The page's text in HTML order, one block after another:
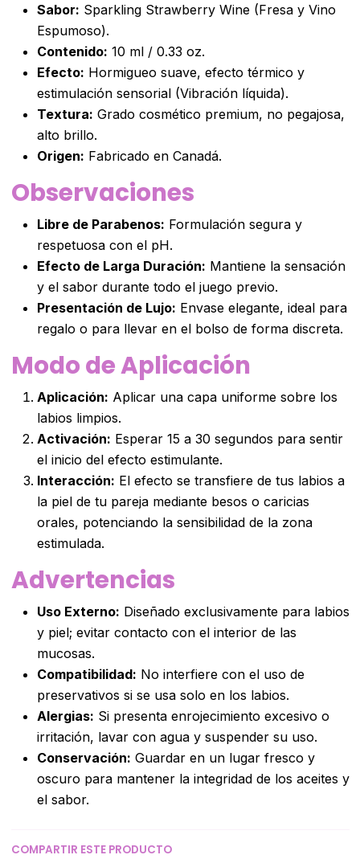
Sabor: Sparkling Strawberry Wine (Fresa y Vino
Espumoso).
Contenido: 10 ml / 0.33 oz.
Efecto: Hormigueo suave, efecto térmico y
estimulación sensorial (Vibración líquida).
Textura: Grado cosmético premium, no pegajosa,
alto brillo.
Origen: Fabricado en Canadá.
Observaciones
Libre de Parabenos: Formulación segura y
respetuosa con el pH.
Efecto de Larga Duración: Mantiene la sensación
y el sabor durante todo el juego previo.
Presentación de Lujo: Envase elegante, ideal para
regalo o para llevar en el bolso de forma discreta.
Modo de Aplicación
Aplicación: Aplicar una capa uniforme sobre los
labios limpios.
Activación: Esperar 15 a 30 segundos para sentir
el inicio del efecto estimulante.
Interacción: El efecto se transfiere de tus labios a
la piel de tu pareja mediante besos o caricias
orales, potenciando la sensibilidad de la zona
estimulada.
Advertencias
Uso Externo: Diseñado exclusivamente para labios
y piel; evitar contacto con el interior de las
mucosas.
Compatibilidad: No interfiere con el uso de
preservativos si se usa solo en los labios.
Alergias: Si presenta enrojecimiento excesivo o
irritación, lavar con agua y suspender su uso.
Conservación: Guardar en un lugar fresco y
oscuro para mantener la integridad de los aceites y
el sabor.
COMPARTIR ESTE PRODUCTO